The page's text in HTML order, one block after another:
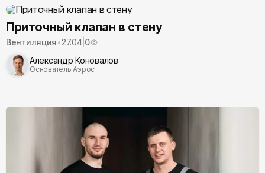
Приточный клапан в стену
Вентиляция•27.04| 0
Александр Коновалов
Основатель Аэрос